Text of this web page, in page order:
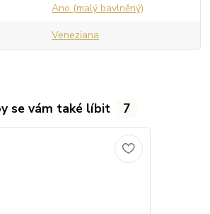
Ano (malý bavlněný)
Veneziana
se vám také líbit 7